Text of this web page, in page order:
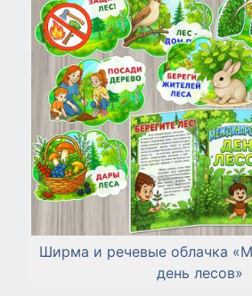
Ширма и речевые облачка
день лесов»